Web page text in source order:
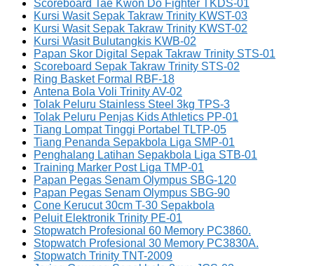
Scoreboard Tae Kwon Do Fighter TKDS-01
Kursi Wasit Sepak Takraw Trinity KWST-03
Kursi Wasit Sepak Takraw Trinity KWST-02
Kursi Wasit Bulutangkis KWB-02
Papan Skor Digital Sepak Takraw Trinity STS-01
Scoreboard Sepak Takraw Trinity STS-02
Ring Basket Formal RBF-18
Antena Bola Voli Trinity AV-02
Tolak Peluru Stainless Steel 3kg TPS-3
Tolak Peluru Penjas Kids Athletics PP-01
Tiang Lompat Tinggi Portabel TLTP-05
Tiang Penanda Sepakbola Liga SMP-01
Penghalang Latihan Sepakbola Liga STB-01
Training Marker Post Liga TMP-01
Papan Pegas Senam Olympus SBG-120
Papan Pegas Senam Olympus SBG-90
Cone Kerucut 30cm T-30 Sepakbola
Peluit Elektronik Trinity PE-01
Stopwatch Profesional 60 Memory PC3860.
Stopwatch Profesional 30 Memory PC3830A.
Stopwatch Trinity TNT-2009